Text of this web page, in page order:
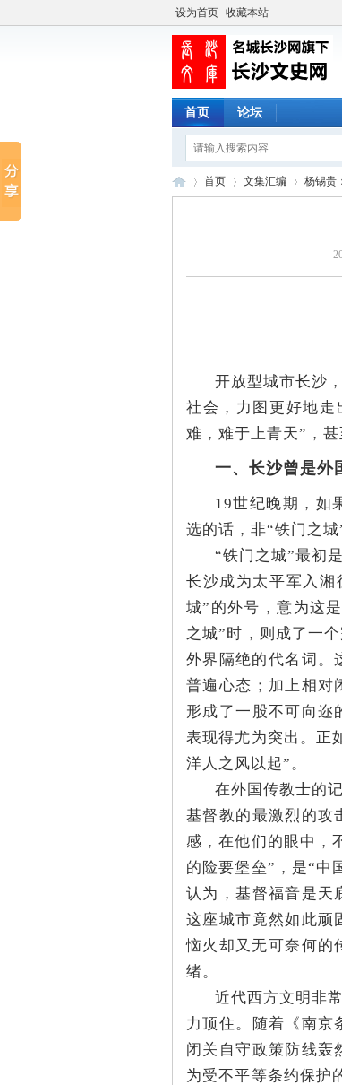
设为首页 收藏本站
首页 论坛
首页 文集汇编 杨锡贵
开放型城市长沙
社会，力图更好地走
难，难于上青天”，
一、长沙曾是外
19世纪晚期，如
选的话，非“铁门之城
“铁门之城”最初
长沙成为太平军 入湘
城”的外号，意为这
之城”时，则成了一
外界隔绝的代名词。
普遍心态；加上相对
形成了一股不可向迩
表现得尤为突出。正
洋人之风以起”。
在外国传教士的
基督教的最激烈的攻
感，在他们的眼中，
的险要堡垒”，是“中
认为，基督福音是天
这座城市竟然如此顽
恼火却又无可奈何的
绪。
近代西方文明非
力顶住。随着《南京
闭关自守政策防线轰
为受不平等条约保护